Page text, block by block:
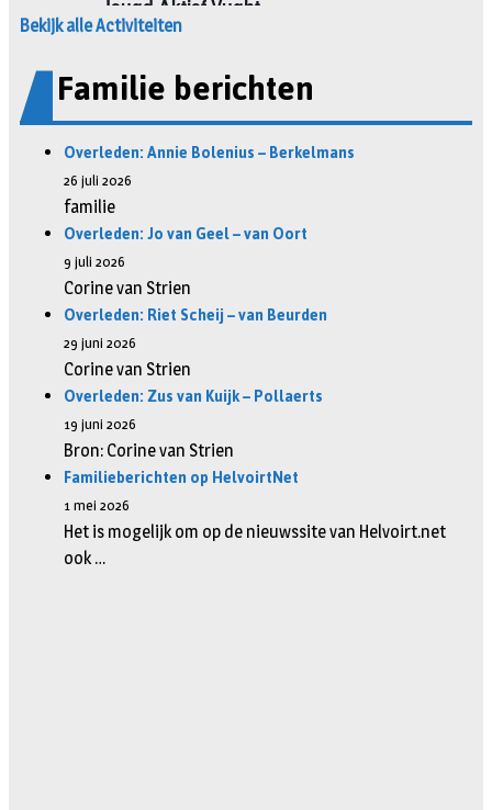
Bekijk alle Activiteiten
Familie berichten
Overleden: Annie Bolenius – Berkelmans
26 juli 2026
familie
Overleden: Jo van Geel – van Oort
9 juli 2026
Corine van Strien
Overleden: Riet Scheij – van Beurden
29 juni 2026
Corine van Strien
Overleden: Zus van Kuijk – Pollaerts
19 juni 2026
Bron: Corine van Strien
Familieberichten op HelvoirtNet
1 mei 2026
Het is mogelijk om op de nieuwssite van Helvoirt.net
ook …